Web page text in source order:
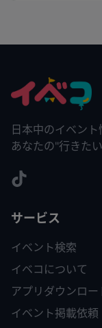
日本中のイベント
あなたの"行きた
サービス
イベント検索
イベコについて
アプリダウンロー
イベント掲載依頼